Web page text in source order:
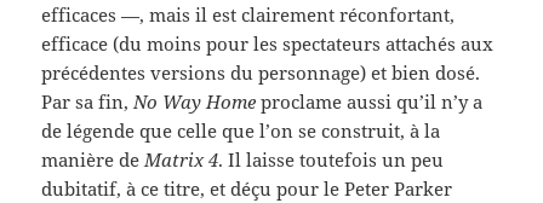
efficaces —, mais il est clairement réconfortant,
efficace (du moins pour les spectateurs attachés aux
précédentes versions du personnage) et bien dosé.
Par sa fin,No Way Home proclame aussi qu’il n’y a
de légende que celle que l’on se construit, à la
manière deMatrix 4. Il laisse toutefois un peu
dubitatif, à ce titre, et déçu pour le Peter Parker